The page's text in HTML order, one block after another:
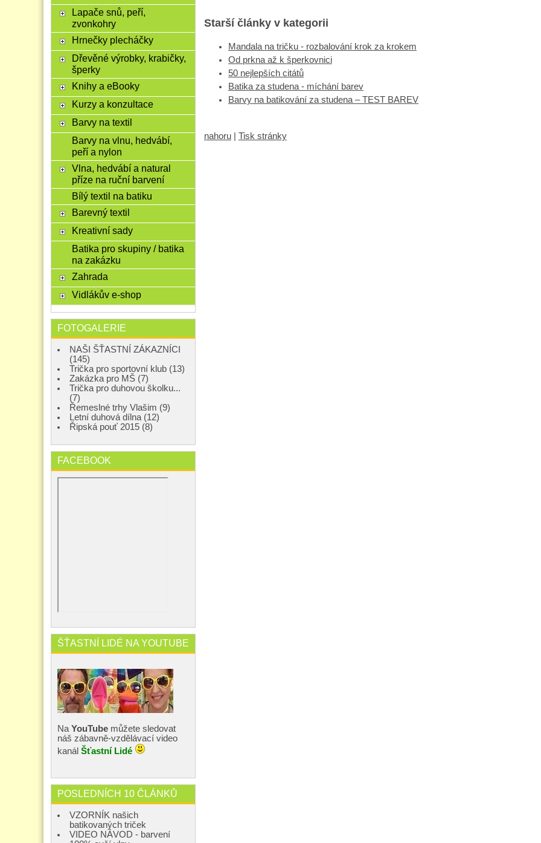
Starší články v kategorii
Mandala na tričku - rozbalování krok za krokem
Od prkna až k šperkovnici
50 nejlepších citátů
Batika za studena - míchání barev
Barvy na batikování za studena – TEST BAREV
nahoru Tisk stránky
Lapače snů, peří,
zvonkohry
Hrnečky plecháčky
Dřevěné výrobky, krabičky,
šperky
Knihy a eBooky
Kurzy a konzultace
Barvy na textil
Barvy na vlnu, hedvábí,
peří a nylon
Vlna, hedvábí a natural
příze na ruční barvení
Bílý textil na batiku
Barevný textil
Kreativní sady
Batika pro skupiny / batika
na zakázku
Zahrada
Vidlákův e-shop
FOTOGALERIE
NAŠI ŠŤASTNÍ ZÁKAZNÍCI
(145)
Trička pro sportovní klub (13)
Zakázka pro MŠ (7)
Trička pro duhovou školku...
(7)
Řemeslné trhy Vlašim (9)
Letní duhová dílna (12)
Řipská pouť 2015 (8)
FACEBOOK
ŠŤASTNÍ LIDÉ NA YOUTUBE
Na YouTube můžete sledovat
náš zábavně-vzdělávací video
kanál Šťastní Lidé
POSLEDNÍCH 10 ČLÁNKŮ
VZORNÍK našich
batikovaných triček
VIDEO NÁVOD - barvení